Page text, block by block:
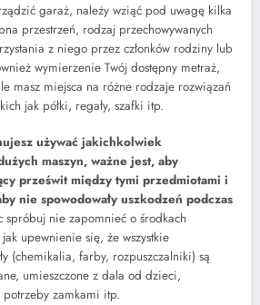
garaż, należy wziąć pod uwagę kilka
przestrzeń, rodzaj przechowywanych
z niego przez członków rodziny lub
wymierzenie Twój dostępny metraż,
masz miejsca na różne rodzaje rozwiązań
jak półki, regały, szafki itp.
używać jakichkolwiek
maszyn, ważne jest, aby
prześwit między tymi przedmiotami i
nie spowodowały uszkodzeń podczas
spróbuj nie zapomnieć o środkach
upewnienie się, że wszystkie
(chemikalia, farby, rozpuszczalniki) są
umieszczone z dala od dzieci,
zamkami itp.